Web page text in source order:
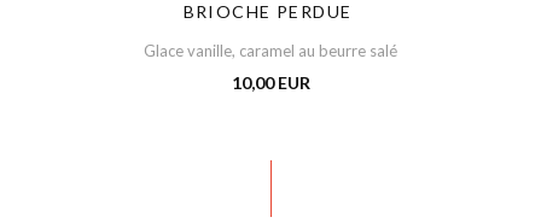
BRIOCHE PERDUE
Glace vanille, caramel au beurre salé
10,00 EUR